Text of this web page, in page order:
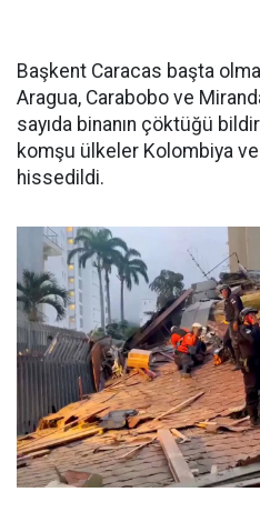
Başkent Caracas başta
Aragua, Carabobo ve
sayıda binanın çöktüğü
komşu ülkeler Kolombiya
hissedildi.